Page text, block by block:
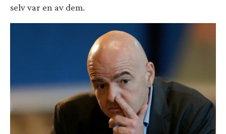
selv var en av dem.